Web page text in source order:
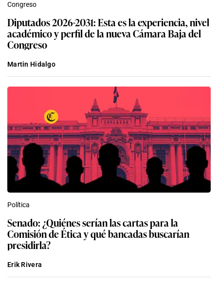
Congreso
Diputados 2026-2031: Esta es la experiencia, nivel
académico y perfil de la nueva Cámara Baja del
Congreso
Martin Hidalgo
Política
Senado: ¿Quiénes serían las cartas para la
Comisión de Ética y qué bancadas buscarían
presidirla?
Erik Rivera